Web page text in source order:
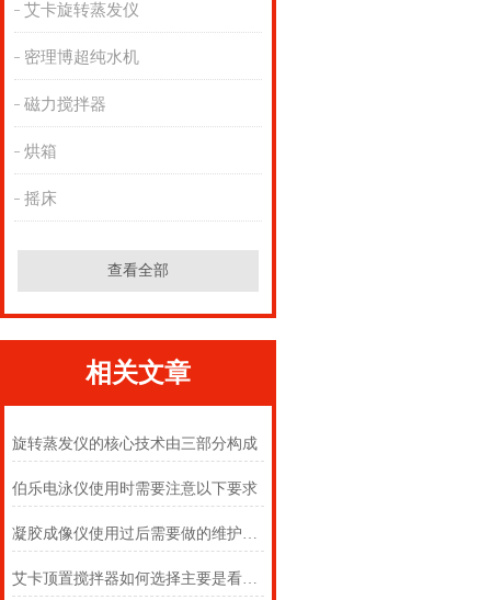
艾卡旋转蒸发仪
密理博超纯水机
磁力搅拌器
烘箱
摇床
查看全部
相关文章
旋转蒸发仪的核心技术由三部分构成
伯乐电泳仪使用时需要注意以下要求
凝胶成像仪使用过后需要做的维护有什么？
艾卡顶置搅拌器如何选择主要是看这些方面